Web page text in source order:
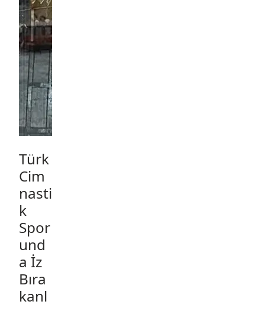
Türk
Cim
nasti
k
Spor
und
a İz
Bıra
kanl